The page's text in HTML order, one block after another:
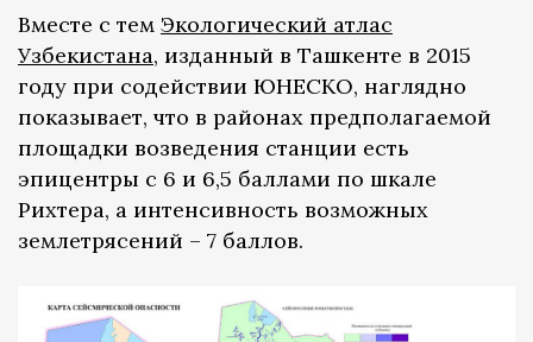
Вместе с тем Экологический атлас
Узбекистана, изданный в Ташкенте в 2015
году при содействии ЮНЕСКО, наглядно
показывает, что в районах предполагаемой
площадки возведения станции есть
эпицентры с 6 и 6,5 баллами по шкале
Рихтера, а интенсивность возможных
землетрясений – 7 баллов.